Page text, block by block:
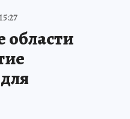
области